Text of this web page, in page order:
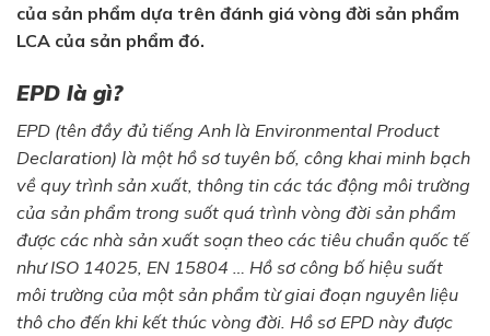
của sản phẩm dựa trên đánh giá vòng đời sản phẩm
LCA của sản phẩm đó.
EPD là gì?
EPD (tên đầy đủ tiếng Anh là Environmental Product
Declaration) là một hồ sơ tuyên bố, công khai minh bạch
về quy trình sản xuất, thông tin các tác động môi trường
của sản phẩm trong suốt quá trình vòng đời sản phẩm
được các nhà sản xuất soạn theo các tiêu chuẩn quốc tế
như ISO 14025, EN 15804 … Hồ sơ công bố hiệu suất
môi trường của một sản phẩm từ giai đoạn nguyên liệu
thô cho đến khi kết thúc vòng đời. Hồ sơ EPD này được